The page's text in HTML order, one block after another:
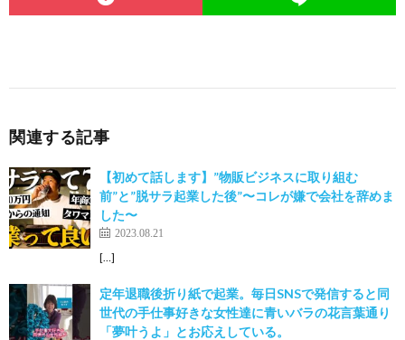
関連する記事
【初めて話します】”物販ビジネスに取り組む
前”と”脱サラ起業した後”〜コレが嫌で会社を辞めま
した〜
2023.08.21
[…]
定年退職後折り紙で起業。毎日SNSで発信すると同
世代の手仕事好きな女性達に青いバラの花言葉通り
「夢叶うよ」とお応えしている。